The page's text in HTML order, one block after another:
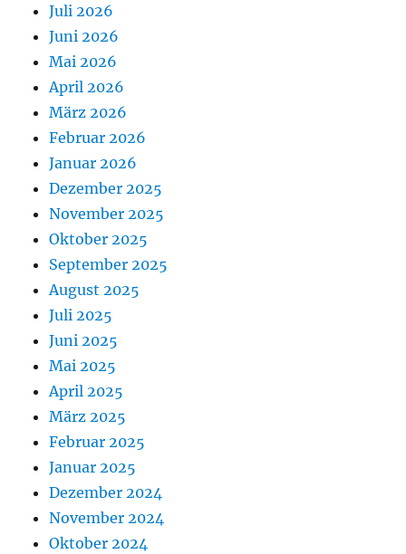
Juli 2026
Juni 2026
Mai 2026
April 2026
März 2026
Februar 2026
Januar 2026
Dezember 2025
November 2025
Oktober 2025
September 2025
August 2025
Juli 2025
Juni 2025
Mai 2025
April 2025
März 2025
Februar 2025
Januar 2025
Dezember 2024
November 2024
Oktober 2024